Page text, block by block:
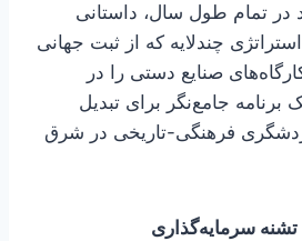
در تمام طول سال، داستانی
چندلایه که از ثبت جهانی
صنایع دستی را در
برنامه جامع‌نگر برای تبدیل
فرهنگی-تاریخی در شرق
تشنه سرمایه‌گذاری